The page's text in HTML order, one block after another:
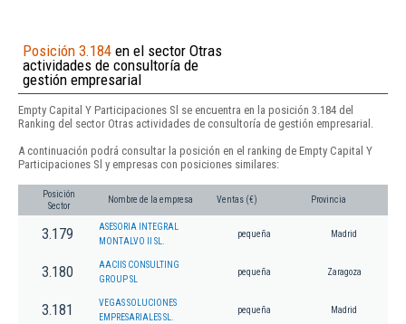
Posición 3.184 en el sector Otras
actividades de consultoría de
gestión empresarial
Empty Capital Y Participaciones Sl se encuentra en la posición 3.184 del
Ranking del sector Otras actividades de consultoría de gestión empresarial.
A continuación podrá consultar la posición en el ranking de Empty Capital Y
Participaciones Sl y empresas con posiciones similares:
Posición
Sector
Nombre de la empresa Ventas (€) Provincia
3.179
ASESORIA INTEGRAL
MONTALVO II SL.
pequeña Madrid
3.180
AACIIS CONSULTING
GROUP SL
pequeña Zaragoza
3.181
VEGAS SOLUCIONES
EMPRESARIALES SL.
pequeña Madrid